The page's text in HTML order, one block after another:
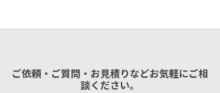
ご依頼・ご質問・お見積りなどお気軽にご相
談ください。